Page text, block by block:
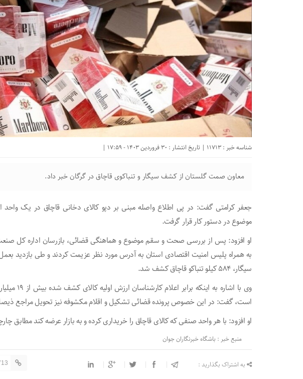
شناسه خبر : 11713 | تاریخ انتشار : 30 فروردین 1403 - 17:59 |
معاون صمت گلستان از کشف سیگار و تنباکوی قاچاق در گرگان خبر داد.
جعفر کرامتی گفت: در پی اطلاع واصله مبنی بر دپو کالای دخانی قاچاق در یک واحد
موضوع در دستور کار قرار گرفت.
او افزود: پس از بررسی صحت و سقم موضوع و هماهنگی قضائی، بازرسان اداره کل
سیگار، ۵۸۴ کیلو تنباکو قاچاق کشف شد.
است، گفت: در این خصوص پرونده قضائی تشکیل و اقلام مکشوفه نیز تحویل مراجع
او افزود: با هر واحد صنفی که کالای قاچاق را خریداری کرده و به بازار عرضه کند مطابق
منبع خبر : باشگاه خبرنگاران جوان
به اشتراک بگذارید :